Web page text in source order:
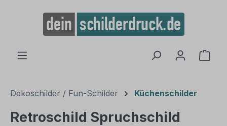
springen
Dekoschilder / Fun-Schilder Küchenschilder
Retroschild Spruchschild